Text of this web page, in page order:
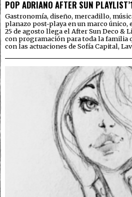
POP ADRIANO AFTER SUN
Gastronomía, diseño, mercadillo,
planazo post-playa en un marco único,
25 de agosto llega el After Sun Deco &
con programación para toda la familia
con las actuaciones de Sofía Capital,